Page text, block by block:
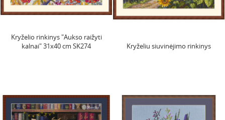
Kryželio rinkinys "Aukso raižyti
kalnai" 31x40 cm SK274
Kryželiu siuvinėjimo rinkinys